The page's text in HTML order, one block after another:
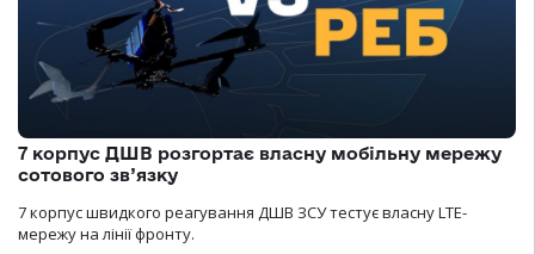
7 корпус ДШВ розгортає власну мобільну мережу
сотового зв’язку
7 корпус швидкого реагування ДШВ ЗСУ тестує власну LTE-
мережу на лінії фронту.